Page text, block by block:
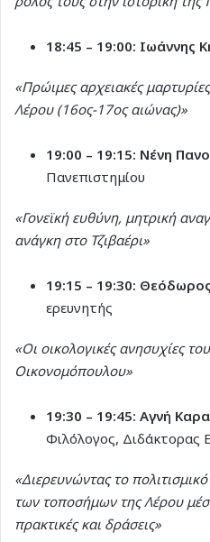
18:45 – 19:00: Ιωάννης
«Πρώιμες αρχειακές
Λέρου (16ος-17ος αιώνας)»
19:00 – 19:15: Νένη
Πανεπιστημίου
«Γονεϊκή ευθύνη, μητρική
ανάγκη στο Τζιβαέρι»
19:15 – 19:30:
ερευνητής
«Οι οικολογικές ανησυχίες
Οικονομόπουλου»
19:30 – 19:45: Αγνή
Φιλόλογος,
«Διερευνώντας το
των τοποσήμων της Λέρου
πρακτικές και δράσεις»